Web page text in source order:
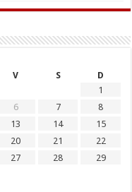
V S
D
1
6 7
8
13 14
15
20 21
22
27 28
29